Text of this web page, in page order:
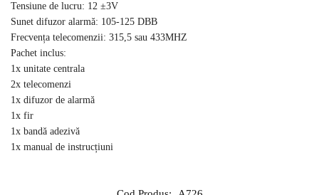
Tensiune de lucru: 12 ±3V
Sunet difuzor alarmă: 105-125 DBB
Frecvența telecomenzii: 315,5 sau 433MHZ
Pachet inclus:
1x unitate centrala
2x telecomenzi
1x difuzor de alarmă
1x fir
1x bandă adezivă
1x manual de instrucțiuni